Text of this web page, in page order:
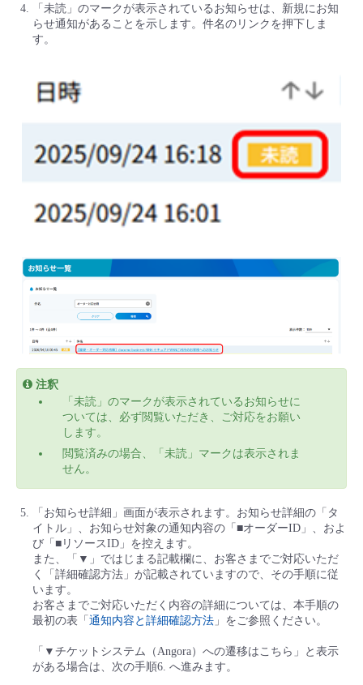
「未読」のマークが表示されているお知らせは、新規にお知
らせ通知があることを示します。件名のリンクを押下しま
す。
注釈
「未読」のマークが表示されているお知らせに
ついては、必ず閲覧いただき、ご対応をお願い
します。
閲覧済みの場合、「未読」マークは表示されま
せん。
「お知らせ詳細」画面が表示されます。お知らせ詳細の「タ
イトル」、お知らせ対象の通知内容の「■オーダーID」、およ
び「■リソースID」を控えます。
また、「▼」ではじまる記載欄に、お客さまでご対応いただ
く「詳細確認方法」が記載されていますので、その手順に従
います。
お客さまでご対応いただく内容の詳細については、本手順の
最初の表「 通知内容と詳細確認方法 」をご参照ください。
「▼チケットシステム（Angora）への遷移はこちら」と表示
がある場合は、次の手順6. へ進みます。